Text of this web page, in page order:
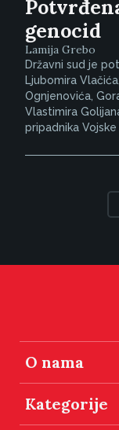
genocid
Lamija Grebo
Državni sud je
Ljubomira
Ognjenovića,
Vlastimira
pripadnika Vojske
O nama
Kategorije